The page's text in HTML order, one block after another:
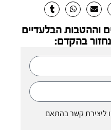
הבלעדיים
בהקדם:
קשר בהתאם